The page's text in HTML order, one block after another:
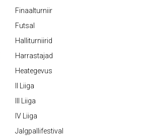
Finaalturniir
Futsal
Halliturniirid
Harrastajad
Heategevus
II Liiga
III Liiga
IV Liiga
Jalgpallifestival